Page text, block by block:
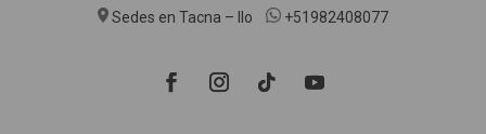
Sedes en Tacna – Ilo +51982408077